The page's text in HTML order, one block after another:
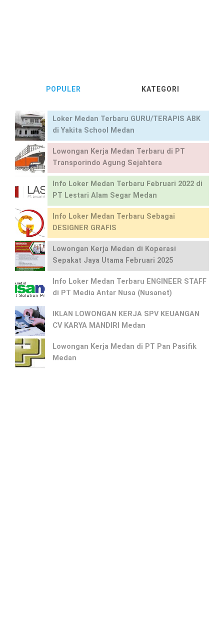
POPULER KATEGORI
Loker Medan Terbaru GURU/TERAPIS ABK
di Yakita School Medan
Lowongan Kerja Medan Terbaru di PT
Transporindo Agung Sejahtera
Info Loker Medan Terbaru Februari 2022 di
PT Lestari Alam Segar Medan
Info Loker Medan Terbaru Sebagai
DESIGNER GRAFIS
Lowongan Kerja Medan di Koperasi
Sepakat Jaya Utama Februari 2025
Info Loker Medan Terbaru ENGINEER STAFF
di PT Media Antar Nusa (Nusanet)
IKLAN LOWONGAN KERJA SPV KEUANGAN
CV KARYA MANDIRI Medan
Lowongan Kerja Medan di PT Pan Pasifik
Medan